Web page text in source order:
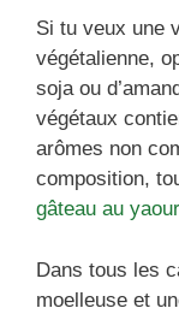
Si tu veux une
végétalienne,
soja ou
végétaux
arômes non
composition,
gâteau au
Dans tous les
moelleuse et